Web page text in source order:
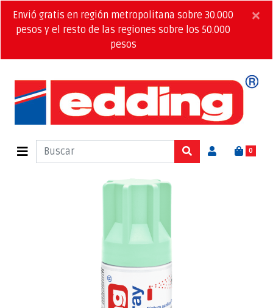
Envió gratis en región metropolitana sobre 30.000
pesos y el resto de las regiones sobre los 50.000
pesos
×
0